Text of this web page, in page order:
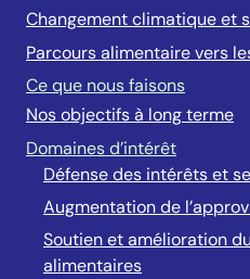
Changement climatique et
Parcours alimentaire vers
Ce que nous faisons
Nos objectifs à long terme
Domaines d’intérêt
Défense des intérêts et
Augmentation de
Soutien et amélioration
alimentaires